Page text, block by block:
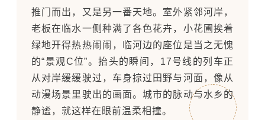
推门而出，又是另一番天地。室外紧邻河岸，
老板在临水一侧种满了各色花卉，小花圃挨着
绿地开得热热闹闹，临河边的座位是当之无愧
的“景观C位”。抬头的瞬间，17号线的列车正
从对岸缓缓驶过，车身掠过田野与河面，像从
动漫场景里驶出的画面。城市的脉动与水乡的
静谧，就这样在眼前温柔相撞。